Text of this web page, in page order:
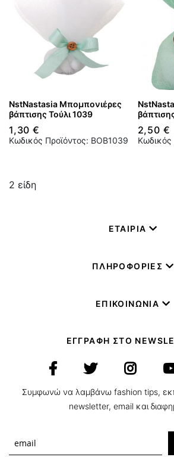
NstNastasia Μπομπονιέρες
βάπτισης Τούλι 1039
1,30 €
Κωδικός Προϊόντος: BOB1039
2,50 €
Κωδικός
2 είδη
ΕΤΑΙΡΙΑ
ΠΛΗΡΟΦΟΡΙΕΣ
ΕΠΙΚΟΙΝΩΝΙΑ
ΕΓΓΡΑΦΗ ΣΤΟ
Συμφωνώ να λαμβάνω fashion tips,
newsletter, email και